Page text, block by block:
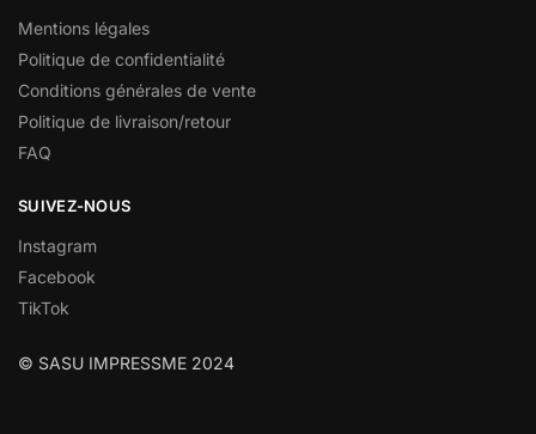
Mentions légales
Politique de confidentialité
Conditions générales de vente
Politique de livraison/retour
FAQ
SUIVEZ-NOUS
Instagram
Facebook
TikTok
© SASU IMPRESSME 2024